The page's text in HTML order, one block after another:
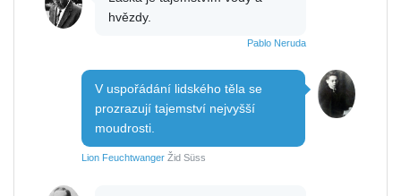
hvězdy.
Pablo Neruda
V uspořádání lidského těla se
prozrazují tajemství nejvyšší
moudrosti.
Lion Feuchtwanger Žid Süss